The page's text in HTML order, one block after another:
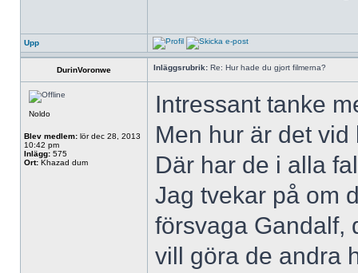
Upp
DurinVoronwe Inläggsrubrik: Re: Hur hade du gjort filmerna?
Noldo
Blev medlem: lör dec 28, 2013
10:42 pm
Inlägg: 575
Ort: Khazad dum
Intressant tanke
Men hur är det vid
Där har de i alla
Jag tvekar på om
försvaga Gandalf,
vill göra de andra